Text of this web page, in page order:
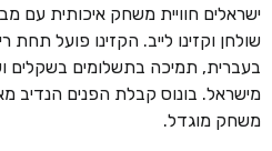
ישראלים חוויית משחק איכותית
שולחן וקזינו לייב. הקזינו פועל תחת
בעברית, תמיכה בתשלומים בשקלים
מישראל. בונוס קבלת הפנים הנדיב
משחק מוגדל.